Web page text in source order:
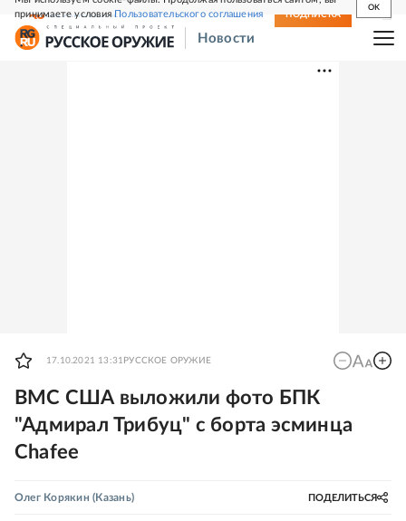
принимаете условияПользовательского соглашения
OK
СВЕЖИЙ НОМЕР ПОДПИСКА
Новости
17.10.2021 13:31 РУССКОЕ ОРУЖИЕ
ВМС США выложили фото БПК
"Адмирал Трибуц" с борта эсминца
Chafee
Олег Корякин (Казань) ПОДЕЛИТЬСЯ